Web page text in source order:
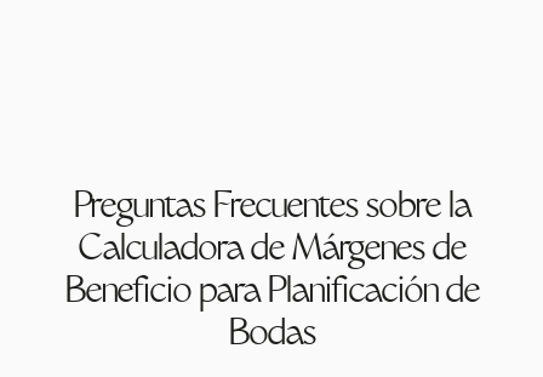
Preguntas Frecuentes sobre la
Calculadora de Márgenes de
Beneficio para Planificación de
Bodas